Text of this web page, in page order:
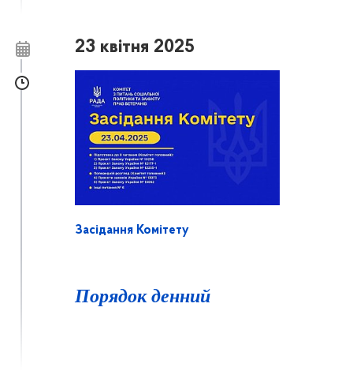
23 квітня 2025
Засідання Комітету
Порядок денний